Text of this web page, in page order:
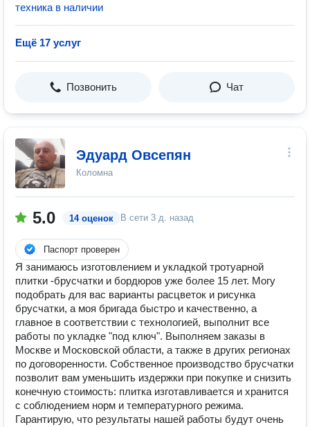
техника в наличии
Ещё 17 услуг
Позвонить Чат
Эдуард Овсепян
Коломна
5.0 14 оценок В сети 3 д. назад
Паспорт проверен
Я занимаюсь изготовлением и укладкой тротуарной
плитки -брусчатки и бордюров уже более 15 лет. Могу
подобрать для вас варианты расцветок и рисунка
брусчатки, а моя бригада быстро и качественно, а
главное в соответствии с технологией, выполнит все
работы по укладке "под ключ". Выполняем заказы в
Москве и Московской области, а также в других регионах
по договоренности. Собственное производство брусчатки
позволит вам уменьшить издержки при покупке и снизить
конечную стоимость: плитка изготавливается и хранится
с соблюдением норм и температурного режима.
Гарантирую, что результаты нашей работы будут очень